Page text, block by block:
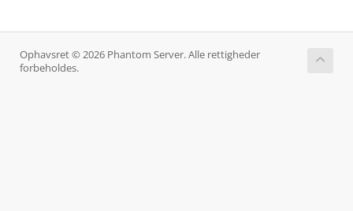
Ophavsret © 2026 Phantom Server. Alle rettigheder
forbeholdes.